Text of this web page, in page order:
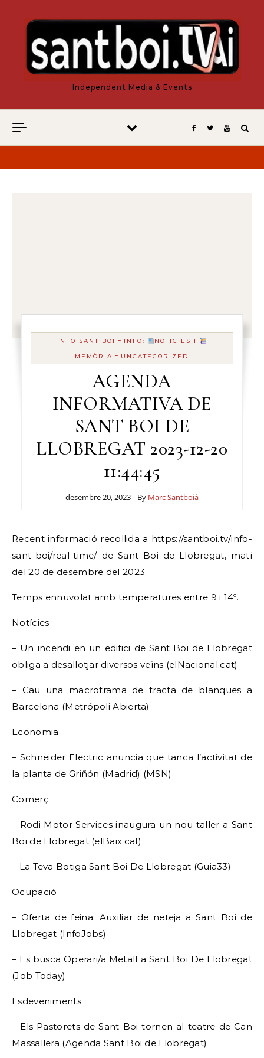
Independent Media & Events
INFO SANT BOI - INFO:
NOTICIES I
MEMÒRIA - UNCATEGORIZED
AGENDA
INFORMATIVA DE
SANT BOI DE
LLOBREGAT 2023-12-20
11:44:45
desembre 20, 2023 - By Marc Santboià
Recent informació recollida a https://santboi.tv/info-
sant-boi/real-time/ de Sant Boi de Llobregat, matí
del 20 de desembre del 2023.
Temps ennuvolat amb temperatures entre 9 i 14º.
Notícies
– Un incendi en un edifici de Sant Boi de Llobregat
obliga a desallotjar diversos veïns (elNacional.cat)
– Cau una macrotrama de tracta de blanques a
Barcelona (Metrópoli Abierta)
Economia
– Schneider Electric anuncia que tanca l’activitat de
la planta de Griñón (Madrid) (MSN)
Comerç
– Rodi Motor Services inaugura un nou taller a Sant
Boi de Llobregat (elBaix.cat)
– La Teva Botiga Sant Boi De Llobregat (Guia33)
Ocupació
– Oferta de feina: Auxiliar de neteja a Sant Boi de
Llobregat (InfoJobs)
– Es busca Operari/a Metall a Sant Boi De Llobregat
(Job Today)
Esdeveniments
– Els Pastorets de Sant Boi tornen al teatre de Can
Massallera (Agenda Sant Boi de Llobregat)